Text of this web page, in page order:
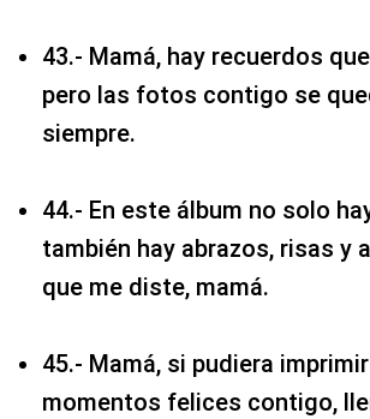
43.- Mamá, hay recuerdos
pero las fotos contigo se
siempre.
44.- En este álbum no solo
también hay abrazos, risas y
que me diste, mamá.
45.- Mamá, si pudiera
momentos felices contigo,